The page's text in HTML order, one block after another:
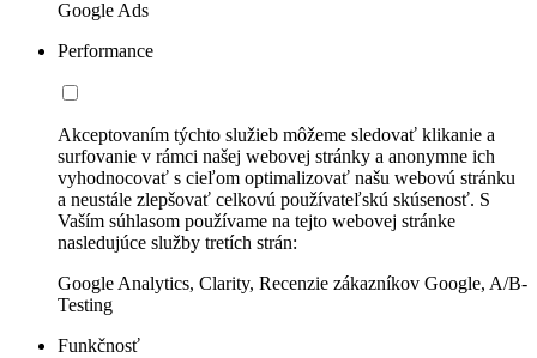
Google Ads
Performance
Akceptovaním týchto služieb môžeme sledovať klikanie a
surfovanie v rámci našej webovej stránky a anonymne ich
vyhodnocovať s cieľom optimalizovať našu webovú stránku
a neustále zlepšovať celkovú používateľskú skúsenosť. S
Vaším súhlasom používame na tejto webovej stránke
nasledujúce služby tretích strán:
Google Analytics, Clarity, Recenzie zákazníkov Google, A/B-
Testing
Funkčnosť